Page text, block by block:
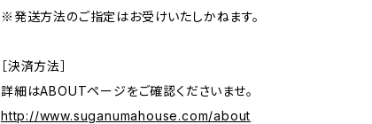
※発送方法のご指定はお受けいたしかねます。
［決済方法］
詳細はABOUTページをご確認くださいませ。
http://www.suganumahouse.com/about